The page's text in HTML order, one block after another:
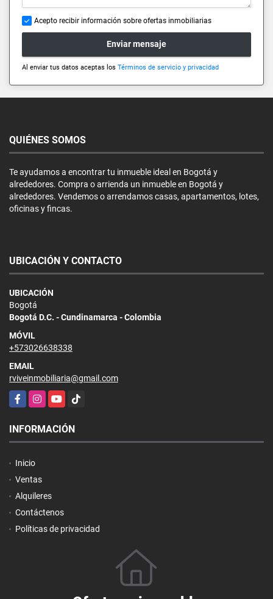
Acepto recibir información sobre ofertas inmobiliarias
Enviar mensaje
Al enviar tus datos aceptas los Términos de servicio y privacidad
QUIÉNES SOMOS
Te ayudamos a encontrar tu inmueble ideal en Bogotá y
alrededores. Compra o arrienda un inmueble en Bogotá y
alrededores. Vendemos o arrendamos casas, apartamentos, lotes,
oficinas y fincas.
UBICACIÓN Y CONTACTO
UBICACIÓN
Bogotá
Bogotá D.C. - Cundinamarca - Colombia
MÓVIL
+573026638338
EMAIL
rviveinmobiliaria@gmail.com
FacebookInstagramYouTubeTikTok
INFORMACIÓN
Inicio
Ventas
Alquileres
Contáctenos
Políticas de privacidad